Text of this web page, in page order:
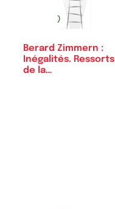
Berard Zimmern :
Inégalités. Ressorts
de la…